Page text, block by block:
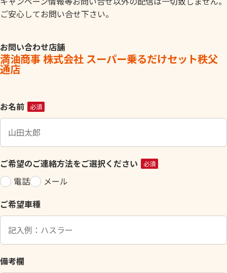
ご安心してお問い合せ下さい。
お問い合わせ店舗
満油商事 株式会社 スーパー乗るだけセット秩父
通店
こ
の
ィ
ー
ル
ド
空
の
ま
に
お名前 必須
ご希望のご連絡方法をご選択ください 必須
電話
メール
ご希望車種
備考欄